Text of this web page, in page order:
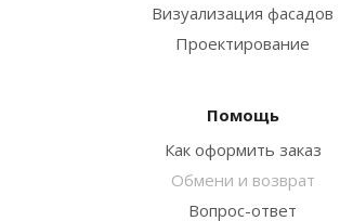
Визуализация фасадов
Проектирование
Помощь
Как оформить заказ
Обмени и возврат
Вопрос-ответ